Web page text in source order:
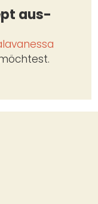
aus­